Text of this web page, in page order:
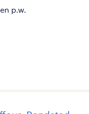
p.w.